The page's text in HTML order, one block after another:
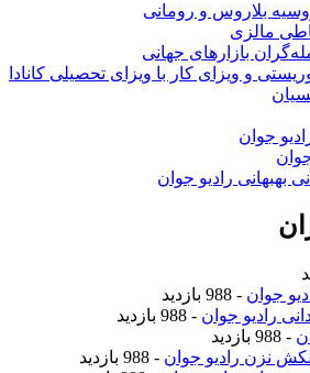
بلاروس و رومانی
مالزی
بازارهای جهانی
و ویزای کار با ویزای تحصیلی کانادا
جوان
بهبهانی رادیو جوان
جوان - 988 بازدید
رادیو جوان - 988 بازدید
- 988 بازدید
نزن رادیو جوان - 988 بازدید